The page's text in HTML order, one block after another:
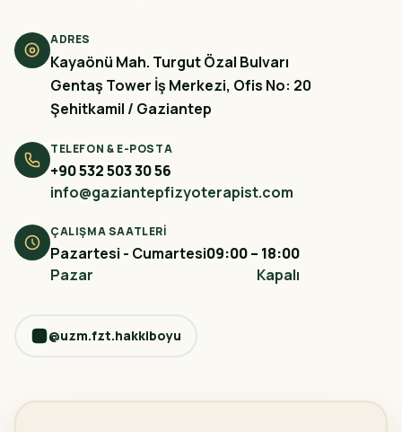
ADRES
Kayaönü Mah. Turgut Özal Bulvarı
Gentaş Tower İş Merkezi, Ofis No: 20
Şehitkamil / Gaziantep
TELEFON & E-POSTA
+90 532 503 30 56
info@gaziantepfizyoterapist.com
ÇALIŞMA SAATLERI
Pazartesi - Cumartesi09:00 – 18:00
Pazar
Kapalı
@uzm.fzt.hakkiboyu